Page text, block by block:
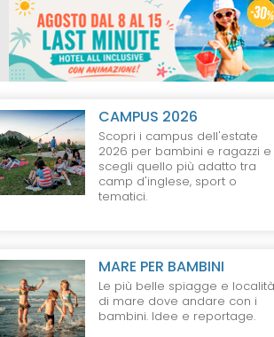
CAMPUS 2026
Scopri i campus dell'estate
2026 per bambini e ragazzi e
scegli quello più adatto tra
camp d'inglese, sport o
tematici.
MARE PER BAMBINI
Le più belle spiagge e località
di mare dove andare con i
bambini. Idee e reportage.